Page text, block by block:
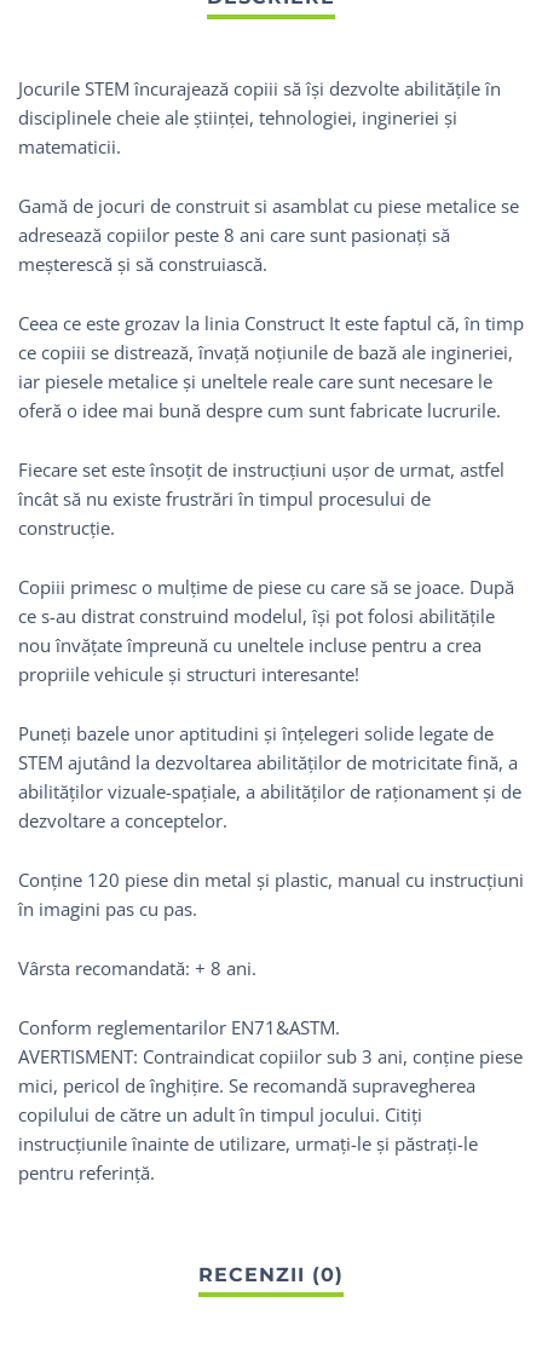
Jocurile STEM încurajează copiii să își dezvolte abilitățile în
disciplinele cheie ale științei, tehnologiei, ingineriei și
matematicii.
Gamă de jocuri de construit si asamblat cu piese metalice se
adresează copiilor peste 8 ani care sunt pasionați să
meșterescă și să construiască.
Ceea ce este grozav la linia Construct It este faptul că, în timp
ce copiii se distrează, învață noțiunile de bază ale ingineriei,
iar piesele metalice și uneltele reale care sunt necesare le
oferă o idee mai bună despre cum sunt fabricate lucrurile.
Fiecare set este însoțit de instrucțiuni ușor de urmat, astfel
încât să nu existe frustrări în timpul procesului de
construcție.
Copiii primesc o mulțime de piese cu care să se joace. După
ce s-au distrat construind modelul, își pot folosi abilitățile
nou învățate împreună cu uneltele incluse pentru a crea
propriile vehicule și structuri interesante!
Puneți bazele unor aptitudini și înțelegeri solide legate de
STEM ajutând la dezvoltarea abilităților de motricitate fină, a
abilităților vizuale-spațiale, a abilităților de raționament și de
dezvoltare a conceptelor.
Conține 120 piese din metal și plastic, manual cu instrucțiuni
în imagini pas cu pas.
Vârsta recomandată: + 8 ani.
Conform reglementarilor EN71&ASTM.
AVERTISMENT: Contraindicat copiilor sub 3 ani, conține piese
mici, pericol de înghițire. Se recomandă supravegherea
copilului de către un adult în timpul jocului. Citiți
instrucțiunile înainte de utilizare, urmați-le și păstrați-le
pentru referință.